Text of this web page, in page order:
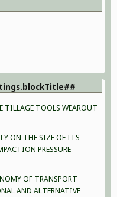
TILLAGE TOOLS WEAROUT
ON THE SIZE OF ITS
PRESSURE
OF TRANSPORT
AND ALTERNATIVE